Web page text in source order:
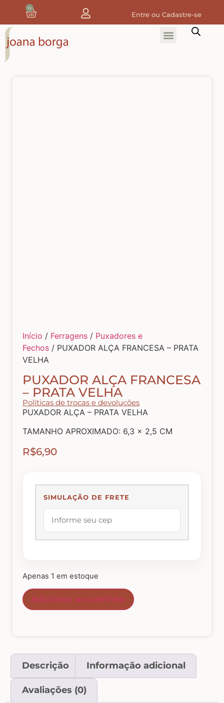
0
Entre ou Cadastre-se
Home
Tecidos Estampas de Cozinha
MDF – CAIXAS E APLIQUES
Natal
Abóboras
Arabescos e Cantoneiras
Casinhas – Cercas – Portões – Luminárias –
Janelas
Country Primitivo
Início / Ferragens / Puxadores e
Fechos / PUXADOR ALÇA FRANCESA – PRATA
VELHA
PUXADOR ALÇA FRANCESA
– PRATA VELHA
Políticas de trocas e devoluções
PUXADOR ALÇA – PRATA VELHA
TAMANHO APROXIMADO: 6,3 x 2,5 CM
R$6,90
SIMULAÇÃO DE FRETE
Apenas 1 em estoque
Adicionar ao carrinho
Descrição Informação adicional
Avaliações (0)